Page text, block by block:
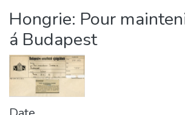
About us
Hongrie: Pour
á Budapest